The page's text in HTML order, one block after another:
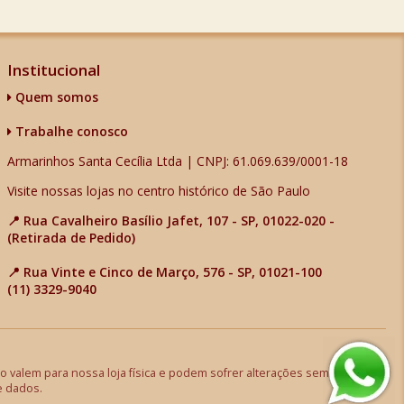
Institucional
Quem somos
Trabalhe conosco
Armarinhos Santa Cecília Ltda | CNPJ: 61.069.639/0001-18
Visite nossas lojas no centro histórico de São Paulo
📍 Rua Cavalheiro Basílio Jafet, 107 - SP, 01022-020 -
(Retirada de Pedido)
📍 Rua Vinte e Cinco de Março, 576 - SP, 01021-100
(11) 3329-9040
para nossa loja física e podem sofrer alterações sem aviso
dados.